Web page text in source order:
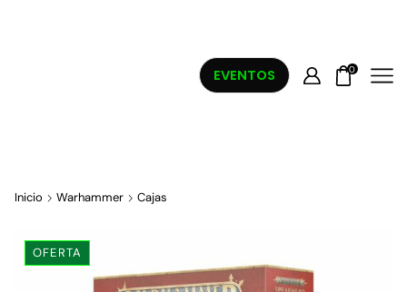
EVENTOS 0
Inicio Warhammer Cajas
OFERTA